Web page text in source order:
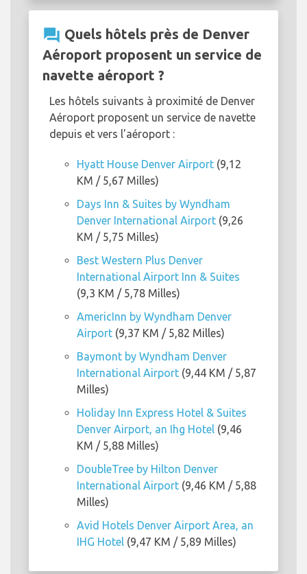
question_answer Quels hôtels près de Denver
Aéroport proposent un service de
navette aéroport ?
Les hôtels suivants à proximité de Denver
Aéroport proposent un service de navette
depuis et vers l'aéroport :
Hyatt House Denver Airport (9,12
KM / 5,67 Milles)
Days Inn & Suites by Wyndham
Denver International Airport (9,26
KM / 5,75 Milles)
Best Western Plus Denver
International Airport Inn & Suites
(9,3 KM / 5,78 Milles)
AmericInn by Wyndham Denver
Airport (9,37 KM / 5,82 Milles)
Baymont by Wyndham Denver
International Airport (9,44 KM / 5,87
Milles)
Holiday Inn Express Hotel & Suites
Denver Airport, an Ihg Hotel (9,46
KM / 5,88 Milles)
DoubleTree by Hilton Denver
International Airport (9,46 KM / 5,88
Milles)
Avid Hotels Denver Airport Area, an
IHG Hotel (9,47 KM / 5,89 Milles)